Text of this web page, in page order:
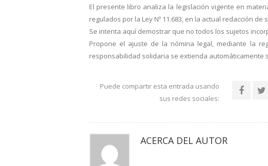
El presente libro analiza la legislación vigente en
regulados por la Ley Nº 11.683, en la actual redacción
Se intenta aquí demostrar que no todos los sujetos
Propone el ajuste de la nómina legal, mediante la
responsabilidad solidaria se extienda automáticamente
Puede compartir esta entrada usando
sus redes sociales:
ACERCA DEL AUTOR